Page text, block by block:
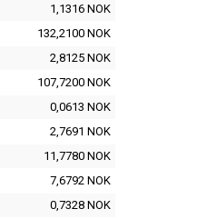
1,1316 NOK
132,2100 NOK
2,8125 NOK
107,7200 NOK
0,0613 NOK
2,7691 NOK
11,7780 NOK
7,6792 NOK
0,7328 NOK